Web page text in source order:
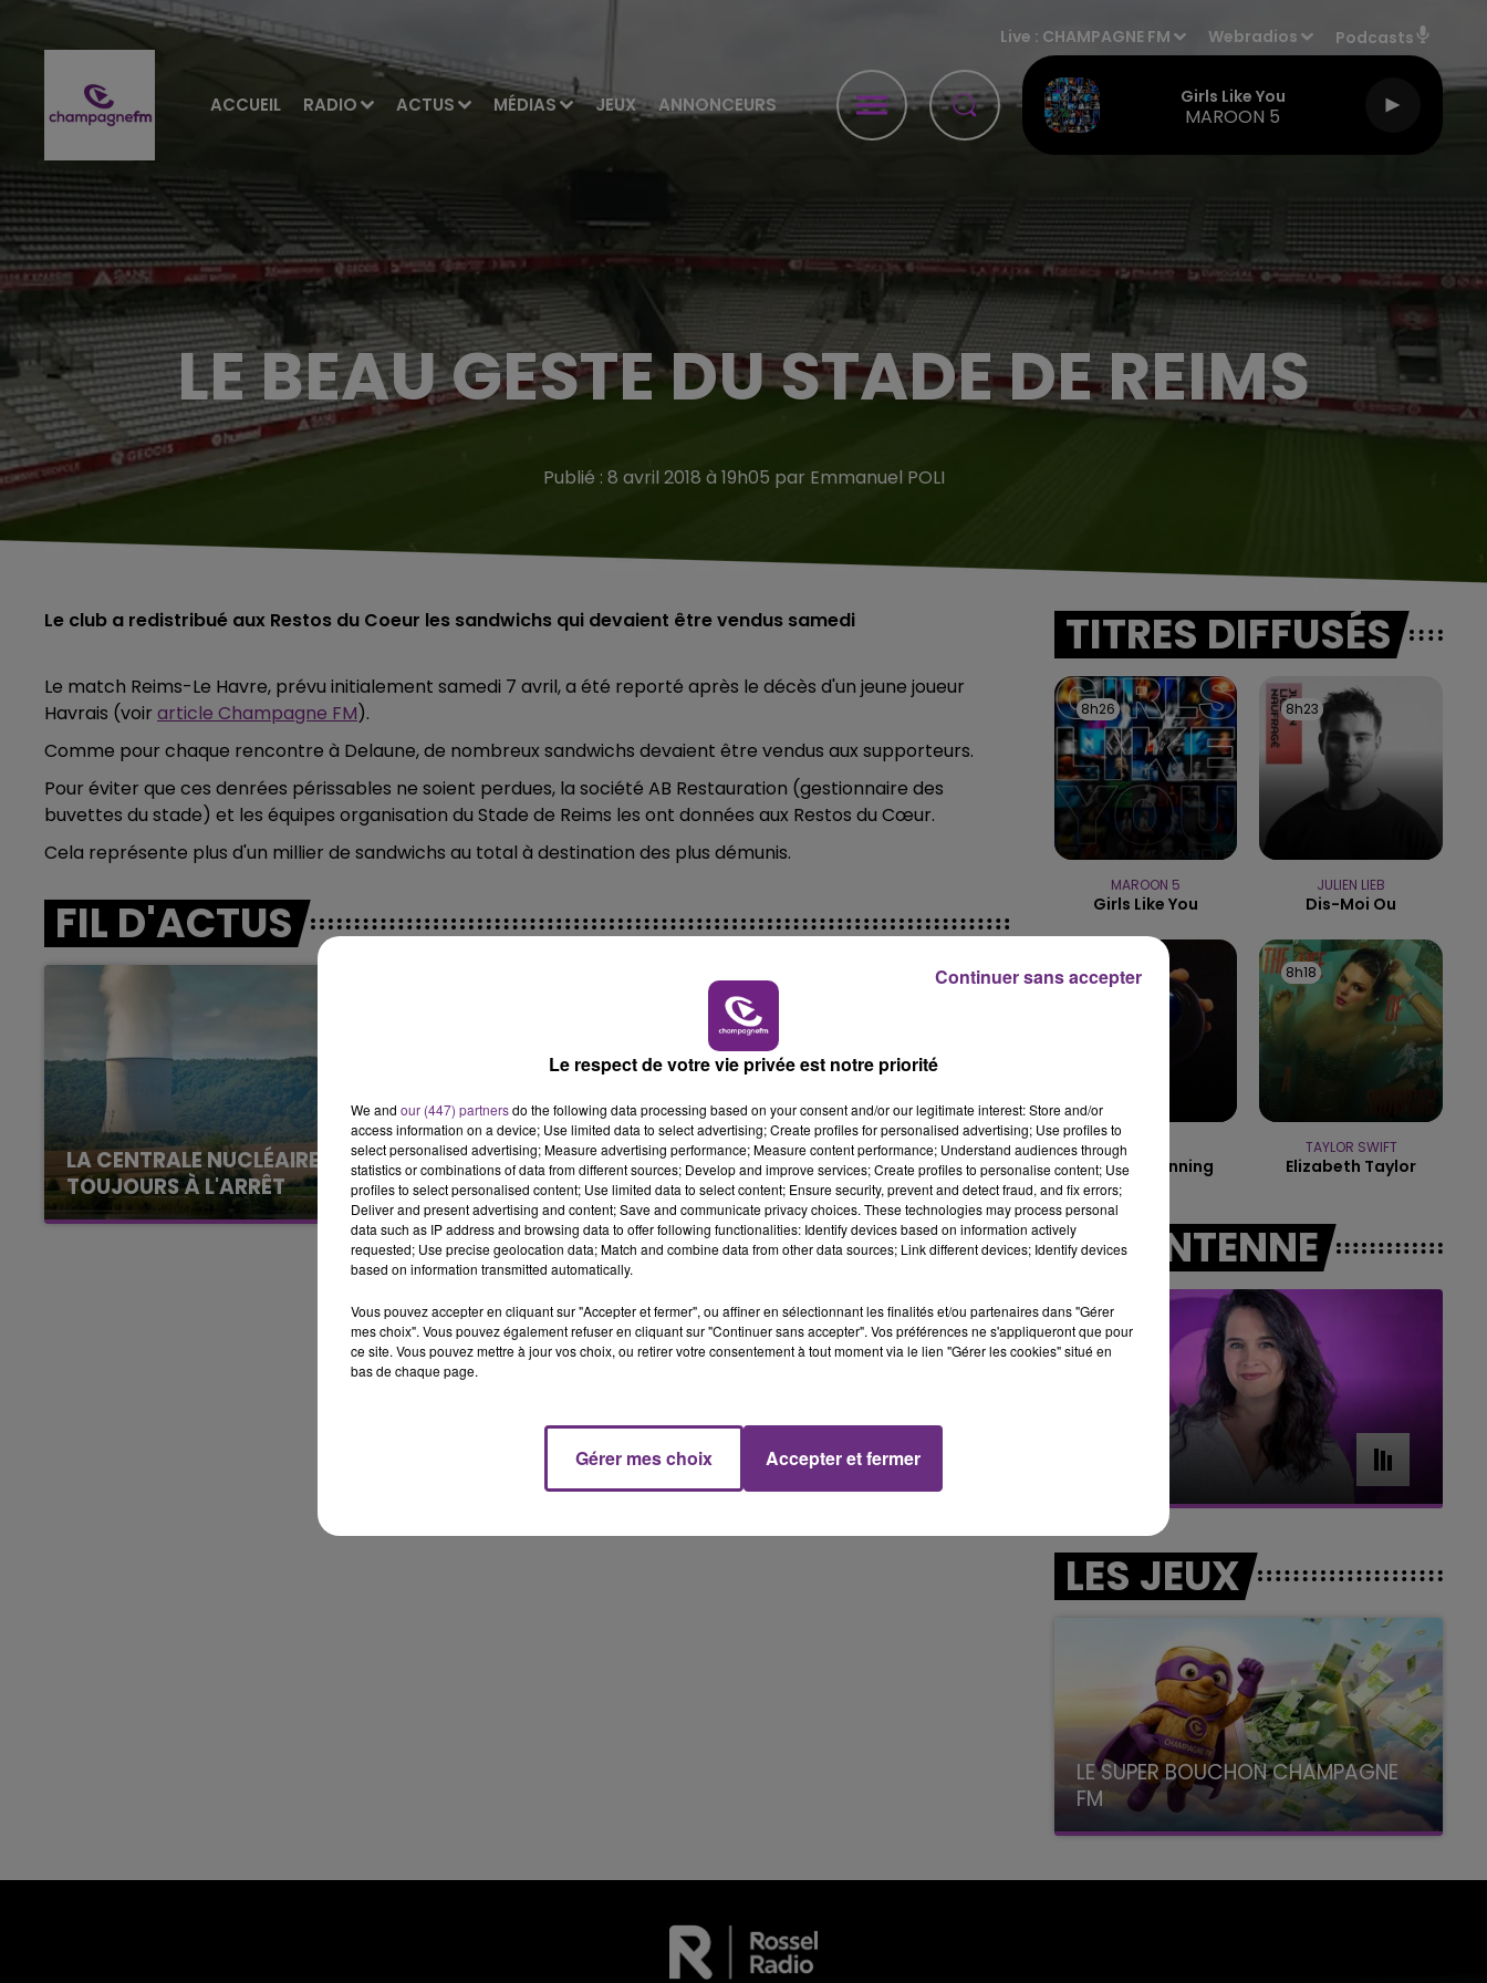
ACCUEIL RADIO ACTUS MÉDIAS JEUX ANNONCEURS
Live : CHAMPAGNE FM Webradios Podcasts
Girls Like You
MAROON 5
16h00 - 20h00
LE WEEK-END CHAMPAGNE FM
7h00 - 11h00
LE BEAU GESTE DU STADE DE REIMS
Publié : 8 avril 2018 à 19h05 par Emmanuel POLI
Le club a redistribué aux Restos du Coeur les sandwichs qui devaient être vendus samedi
Le match Reims-Le Havre, prévu initialement samedi 7 avril, a été reporté après le décès d'un jeune joueur
Havrais (voir article Champagne FM).
Comme pour chaque rencontre à Delaune, de nombreux sandwichs devaient être vendus aux supporteurs.
Pour éviter que ces denrées périssables ne soient perdues, la société AB Restauration (gestionnaire des
buvettes du stade) et les équipes organisation du Stade de Reims les ont données aux Restos du Cœur.
Cela représente plus d'un millier de sandwichs au total à destination des plus démunis.
FIL D'ACTUS
LA CENTRALE NUCLÉAIRE DE CHOOZ
TOUJOURS À L'ARRÊT
Cela fait déjà une semaine que la centrale
nucléaire ardennaise est à l'arrêt. Une situation
justifiée par la sécheresse intense qui est
LE MAGASIN JOUÉCLUB DE REIMS FERME
SES PORTES
C'était l'une des institutions du centre-ville
rémois. Le magasin JouéClub est contraint de
fermer ses portes.
TITRES DIFFUSÉS
8h26
8h26
MAROON 5
Girls Like You
8h23
8h23
JULIEN LIEB
Dis-Moi Ou
8h20
8h20
End Of Beginning
8h18
8h18
TAYLOR SWIFT
Elizabeth Taylor
A L'ANTENNE
7h00 - 11h00
BEST OF Le week-end Champagne FM
LES JEUX
LE SUPER BOUCHON CHAMPAGNE
FM
avec La Famille Champagne FM, à 8H10
Le respect de votre vie privée est notre priorité
We and our (447) partnersdo the following data processing based on your consent and/or our legitimate interest: Store and/or
access information on a device; Use limited data to select advertising; Create profiles for personalised advertising; Use profiles to
select personalised advertising; Measure advertising performance; Measure content performance; Understand audiences through
statistics or combinations of data from different sources; Develop and improve services; Create profiles to personalise content; Use
profiles to select personalised content; Use limited data to select content; Ensure security, prevent and detect fraud, and fix errors;
Deliver and present advertising and content; Save and communicate privacy choices. These technologies may process personal
data such as IP address and browsing data to offer following functionalities: Identify devices based on information actively
requested; Use precise geolocation data; Match and combine data from other data sources; Link different devices; Identify devices
based on information transmitted automatically.
Vous pouvez accepter en cliquant sur "Accepter et fermer", ou affiner en sélectionnant les finalités et/ou partenaires dans "Gérer
mes choix". Vous pouvez également refuser en cliquant sur "Continuer sans accepter". Vos préférences ne s'appliqueront que pour
ce site. Vous pouvez mettre à jour vos choix, ou retirer votre consentement à tout moment via le lien "Gérer les cookies" situé en
bas de chaque page.
Gérer mes choix Accepter et fermer
Continuer sans accepter